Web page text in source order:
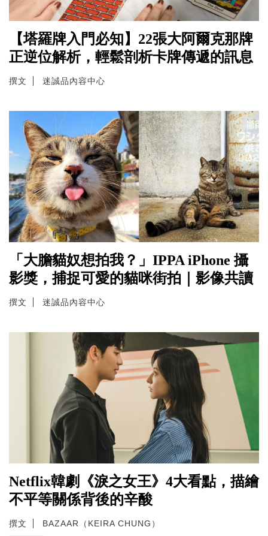
【塔羅牌入門必知】22張大阿爾克那牌
正逆位解析，輕鬆剖析卡牌傳遞的訊息
撰文 迷誠品內容中心
「大膽貓奴想拍我？」IPPA iPhone 攝
影獎，捕捉可愛的貓咪街拍｜影像共讀
撰文 迷誠品內容中心
Netflix韓劇《淚之女王》4大看點，描繪
不平等關係背後的辛酸
撰文 BAZAAR（KEIRA CHUNG）